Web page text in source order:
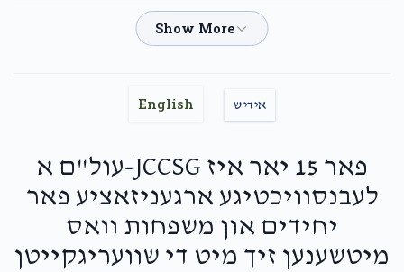
Mendel And Chana Yirmi Labkowski
Gavriel WolffYirmi Labkowski
Let's go let's go let's go
Toby HalonYirmi Labkowski
2 months ago $54.00
English אידיש
פאר 15 יאר איז JCCSG-עול"ם א
לעבנסוויכטיגע ארגעניזאציע פאר
יחידים און משפחות וואס
מיטשענען זיך מיט די שוועריגקייטן